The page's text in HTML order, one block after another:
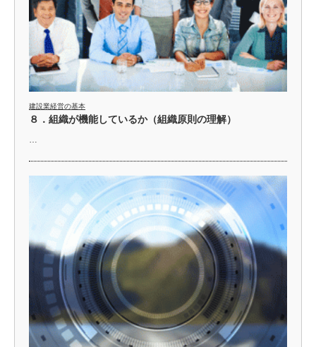
建設業経営の基本
８．組織が機能しているか（組織原則の理解）